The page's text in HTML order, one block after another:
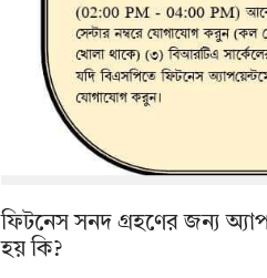
ফিটনেস সনদ গ্রহণের জন্য
হয় কি?